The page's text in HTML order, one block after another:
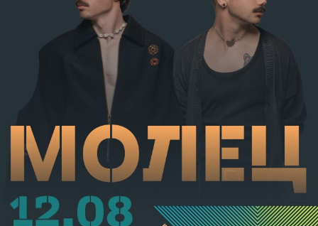
С постановление на Районна прокуратура-Габрово
В.А. е бил задържан за срок до 72 часа, а с
определение на Районен съд-Габрово спрямо него е
взета мярка за неотклонение „домашен арест“.
Съдебният акт е окончателен.